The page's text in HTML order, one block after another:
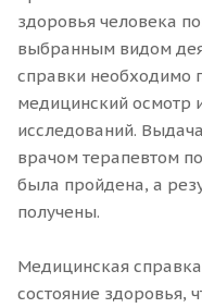
здоровья человека
выбранным видом
справки необходимо
медицинский осмотр
исследований.
врачом терапевтом
была пройдена, а
получены.
Медицинская
состояние здоровья,